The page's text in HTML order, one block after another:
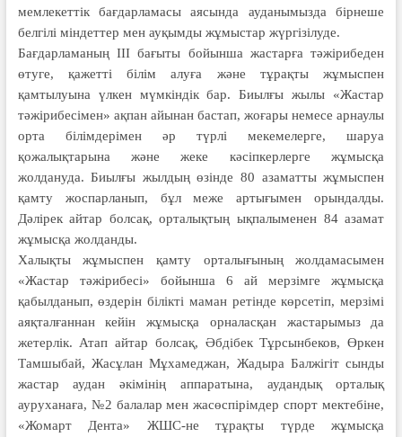
мемлекеттік бағдарламасы аясында ауданымызда бірнеше
белгілі міндеттер мен ауқымды жұмыстар жүргізілуде.
Бағдарламаның ІІІ бағыты бойынша жастарға тәжірибеден
өтуге, қажетті білім алуға және тұрақты жұмыспен
қамтылуына үлкен мүмкіндік бар. Биылғы жылы «Жастар
тәжірибесімен» ақпан айынан бастап, жоғары немесе арнаулы
орта білімдерімен әр түрлі мекемелерге, шаруа
қожалықтарына және жеке кәсіпкерлерге жұмысқа
жолдануда. Биылғы жылдың өзінде 80 азаматты жұмыспен
қамту жоспарланып, бұл меже артығымен орындалды.
Дәлірек айтар болсақ, орталықтың ықпалыменен 84 азамат
жұмысқа жолданды.
Халықты жұмыспен қамту орталығының жолдамасымен
«Жастар тәжірибесі» бойынша 6 ай мерзімге жұмысқа
қабылданып, өздерін білікті маман ретінде көрсетіп, мерзімі
аяқталғаннан кейін жұмысқа орналасқан жастарымыз да
жетерлік. Атап айтар болсақ, Әбдібек Тұрсынбеков, Өркен
Тамшыбай, Жасұлан Мұхамеджан, Жадыра Балжігіт сынды
жастар аудан әкімінің аппаратына, аудандық орталық
ауруханаға, №2 балалар мен жасөспірімдер спорт мектебіне,
«Жомарт Дента» ЖШС-не тұрақты түрде жұмысқа